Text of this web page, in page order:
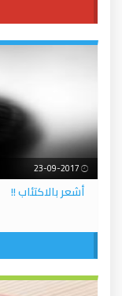
أشعر بالاكتئاب !!